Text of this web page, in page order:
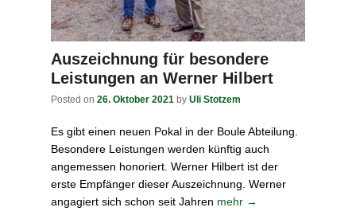
Auszeichnung für besondere
Leistungen an Werner Hilbert
Posted on 26. Oktober 2021 by Uli Stotzem
Es gibt einen neuen Pokal in der Boule Abteilung.
Besondere Leistungen werden künftig auch
angemessen honoriert. Werner Hilbert ist der
erste Empfänger dieser Auszeichnung. Werner
angagiert sich schon seit Jahren mehr →